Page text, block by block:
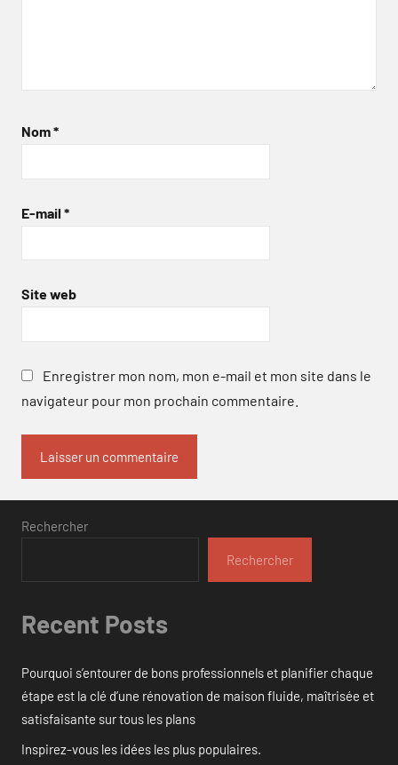
Nom*
E-mail *
Site web
Enregistrer mon nom, mon e-mail et mon site dans le
navigateur pour mon prochain commentaire.
Rechercher
Rechercher
Recent Posts
Pourquoi s’entourer de bons professionnels et planifier chaque
étape est la clé d’une rénovation de maison fluide, maîtrisée et
satisfaisante sur tous les plans
Inspirez-vous les idées les plus populaires.